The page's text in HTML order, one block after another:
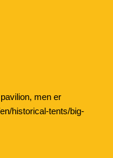
men er
historical-tents/big-